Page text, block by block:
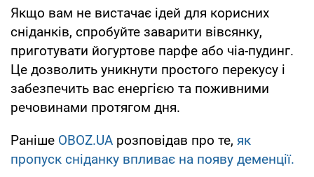
Якщо вам не вистачає ідей для корисних
сніданків, спробуйте заварити вівсянку,
приготувати йогуртове парфе або чіа-пудинг.
Це дозволить уникнути простого перекусу і
забезпечить вас енергією та поживними
речовинами протягом дня.
Раніше OBOZ.UA розповідав про те, як
пропуск сніданку впливає на появу деменції.